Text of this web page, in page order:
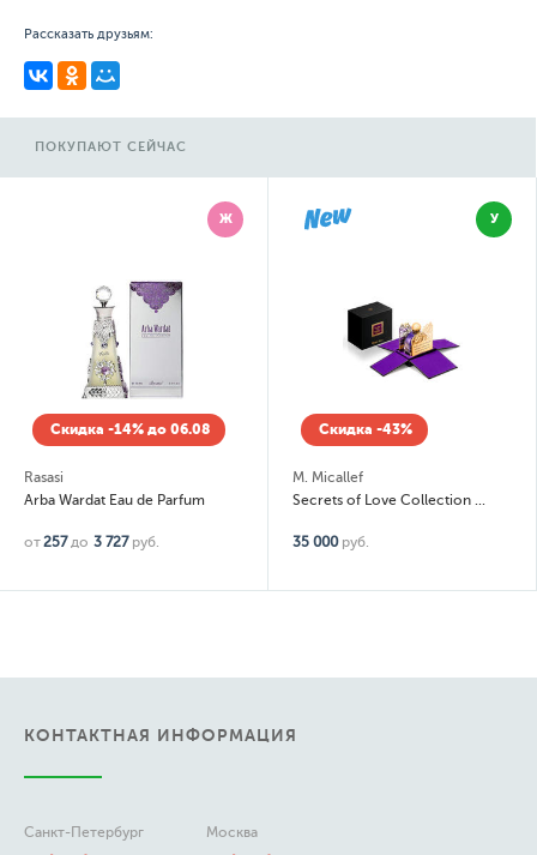
Рассказать друзьям:
ПОКУПАЮТ СЕЙЧАС
Ж
Скидка -14% до 06.08
Rasasi
Arba Wardat Eau de Parfum
от257 до 3 727 руб.
У
Скидка -43%
M. Micallef
Secrets of Love Collection Purple Love
35 000 руб.
КОНТАКТНАЯ ИНФОРМАЦИЯ
Санкт-Петербург Москва